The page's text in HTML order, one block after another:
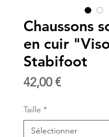
Chaussons
en cuir
Stabifoot
42,00 €Prix
Taille *